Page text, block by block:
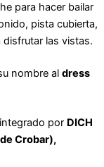
para hacer bailar
pista cubierta,
disfrutar las vistas.
nombre al dress
integrado por DICH
Crobar),